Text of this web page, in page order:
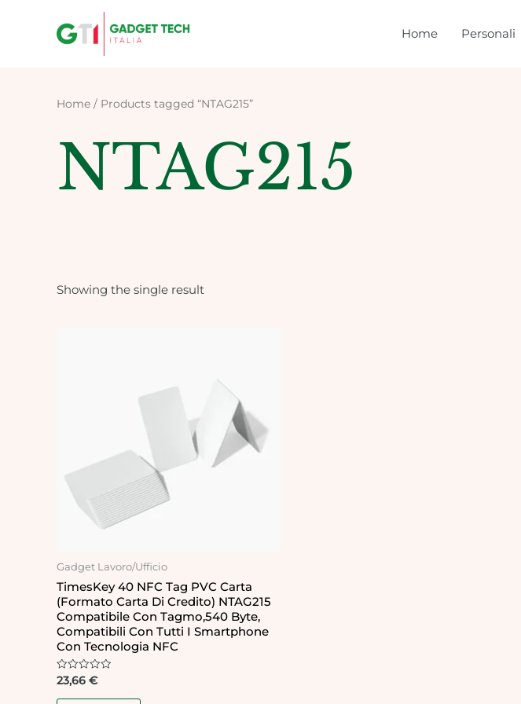
Home Personali
Home / Products tagged “NTAG215”
NTAG215
Showing the single result
Gadget Lavoro/Ufficio
TimesKey 40 NFC Tag PVC Carta
(Formato Carta Di Credito) NTAG215
Compatibile Con Tagmo,540 Byte,
Compatibili Con Tutti I Smartphone
Con Tecnologia NFC
Rated
out
23,66 €